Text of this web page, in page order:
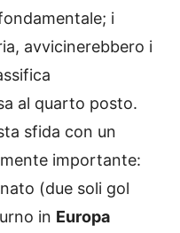
i
avvicinerebbero i
al quarto posto.
sfida con un
importante:
(due soli gol
in Europa